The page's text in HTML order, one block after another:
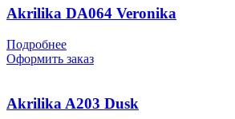
Akrilika DA064 Veronika
Подробнее
Оформить заказ
Akrilika A203 Dusk